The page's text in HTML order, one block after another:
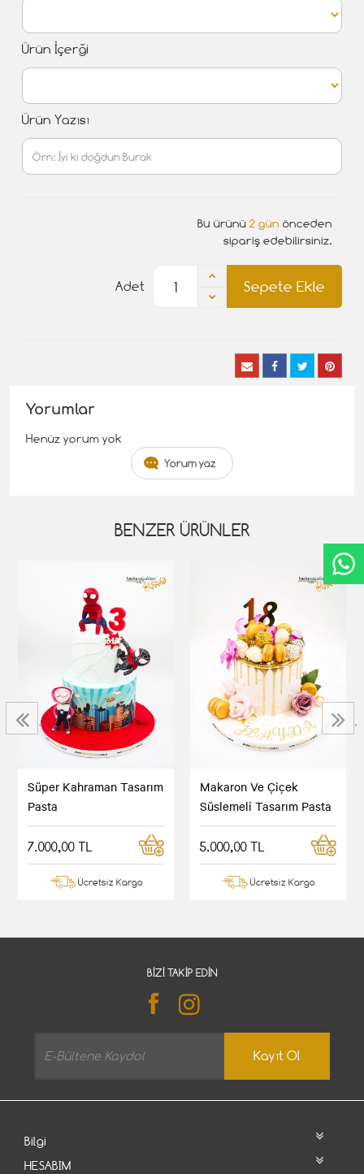
Ürün İçerği
Ürün Yazısı
Bu ürünü 2 gün önceden
sipariş edebilirsiniz.
Sepete Ekle
Adet
Yorumlar
Henüz yorum yok
Yorum yaz
BENZER ÜRÜNLER
Süper Kahraman Tasarım
Pasta
7.000,00 TL
Ücretsiz Kargo
Makaron Ve Çiçek
Süslemeli Tasarım Pasta
5.000,00 TL
Ücretsiz Kargo
‹ ›
BIZI TAKIP EDIN
Kayıt Ol
Bilgi
HESABIM